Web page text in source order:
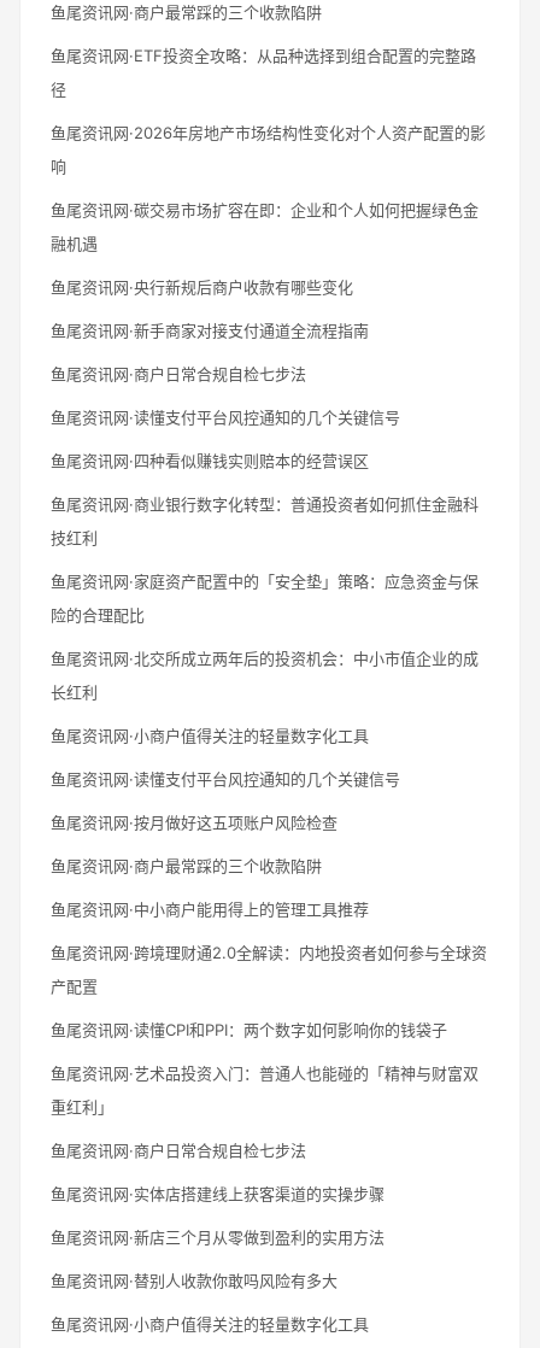
鱼尾资讯网·商户最常踩的三个收款陷阱
鱼尾资讯网·ETF投资全攻略：从品种选择到组合配置的完整路
径
鱼尾资讯网·2026年房地产市场结构性变化对个人资产配置的影
响
鱼尾资讯网·碳交易市场扩容在即：企业和个人如何把握绿色金
融机遇
鱼尾资讯网·央行新规后商户收款有哪些变化
鱼尾资讯网·新手商家对接支付通道全流程指南
鱼尾资讯网·商户日常合规自检七步法
鱼尾资讯网·读懂支付平台风控通知的几个关键信号
鱼尾资讯网·四种看似赚钱实则赔本的经营误区
鱼尾资讯网·商业银行数字化转型：普通投资者如何抓住金融科
技红利
鱼尾资讯网·家庭资产配置中的「安全垫」策略：应急资金与保
险的合理配比
鱼尾资讯网·北交所成立两年后的投资机会：中小市值企业的成
长红利
鱼尾资讯网·小商户值得关注的轻量数字化工具
鱼尾资讯网·读懂支付平台风控通知的几个关键信号
鱼尾资讯网·按月做好这五项账户风险检查
鱼尾资讯网·商户最常踩的三个收款陷阱
鱼尾资讯网·中小商户能用得上的管理工具推荐
鱼尾资讯网·跨境理财通2.0全解读：内地投资者如何参与全球资
产配置
鱼尾资讯网·读懂CPI和PPI：两个数字如何影响你的钱袋子
鱼尾资讯网·艺术品投资入门：普通人也能碰的「精神与财富双
重红利」
鱼尾资讯网·商户日常合规自检七步法
鱼尾资讯网·实体店搭建线上获客渠道的实操步骤
鱼尾资讯网·新店三个月从零做到盈利的实用方法
鱼尾资讯网·替别人收款你敢吗风险有多大
鱼尾资讯网·小商户值得关注的轻量数字化工具